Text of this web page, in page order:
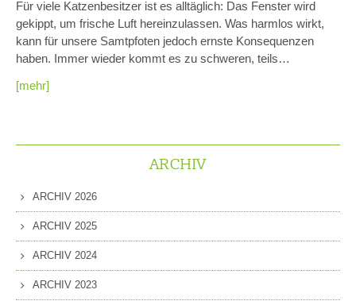
Für viele Katzenbesitzer ist es alltäglich: Das Fenster wird
gekippt, um frische Luft hereinzulassen. Was harmlos wirkt,
kann für unsere Samtpfoten jedoch ernste Konsequenzen
haben. Immer wieder kommt es zu schweren, teils…
[mehr]
ARCHIV
ARCHIV 2026
ARCHIV 2025
ARCHIV 2024
ARCHIV 2023